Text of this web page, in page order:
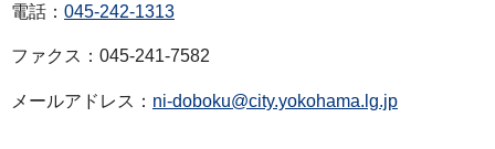
電話： 045-242-1313
ファクス：045-241-7582
メールアドレス： ni-doboku@city.yokohama.lg.jp